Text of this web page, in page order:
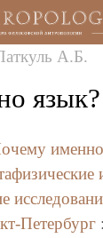
А.Б.
язык?
Петербург :